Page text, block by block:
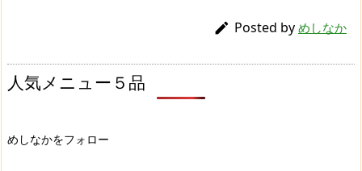
 Posted by めしなか
人気メニュー５品
めしなかをフォロー